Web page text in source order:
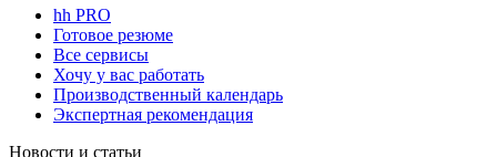
hh PRO
Готовое резюме
Все сервисы
Хочу у вас работать
Производственный календарь
Экспертная рекомендация
Новости и статьи